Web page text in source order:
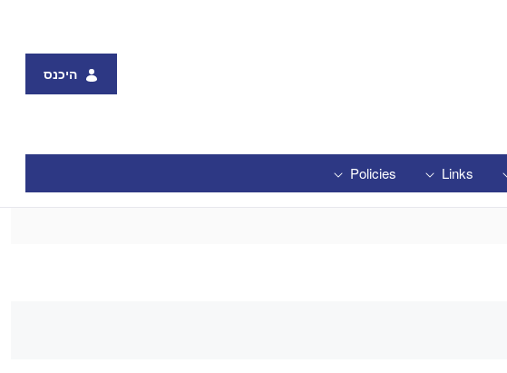
היכנס
Links
Policies